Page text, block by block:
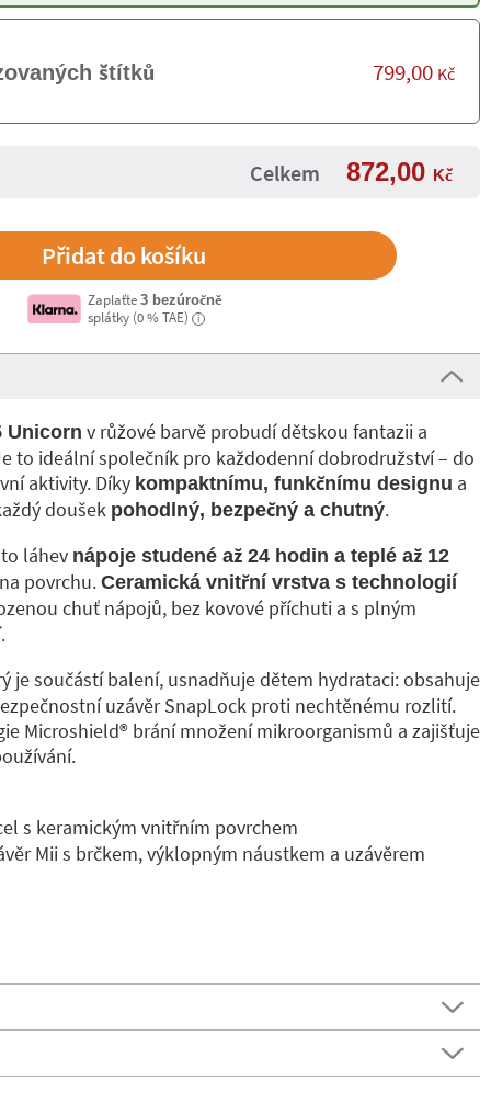
štítků 799,00 Kč
Celkem 872,00 Kč
Zaplaťte 3 bezúročně
splátky (0 % TAE) i
Unicorn v růžové barvě probudí dětskou fantazii a
to ideální společník pro každodenní dobrodružství – do
aktivity. Díky kompaktnímu, funkčnímu designu a
doušek pohodlný, bezpečný a chutný.
láhev nápoje studené až 24 hodin a teplé až 12
povrchu.Ceramická vnitřní vrstva s technologií
chuť nápojů, bez kovové příchuti a s plným
je součástí balení, usnadňuje dětem hydrataci: obsahuje
uzávěr SnapLock proti nechtěnému rozlití.
Microshield®️ brání množení mikroorganismů a zajišťuje
s keramickým vnitřním povrchem
Mii s brčkem, výklopným náustkem a uzávěrem